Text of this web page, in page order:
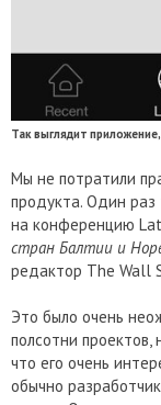
Так выглядит
Мы не потратили
продукта. Один раз
на конференцию
стран Балтии и
редактор The Wall
Это было очень
полсотни
что его очень
обычно